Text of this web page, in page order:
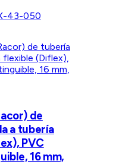
43-050
de
a tubería
PVC
16 mm,